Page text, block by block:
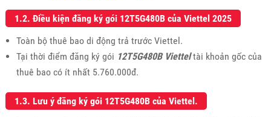
1.2. Điều kiện đăng ký gói 12T5G480B của Viettel 2025
Toàn bộ thuê bao di động trả trước Viettel.
Tại thời điểm đăng ký gói 12T5G480B Vietteltài khoản gốc của
thuê bao có ít nhất 5.760.000đ.
1.3. Lưu ý đăng ký gói 12T5G480B của Viettel.